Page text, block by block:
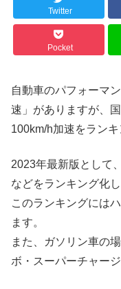
Twitter
Pocket
自動車のパフォーマ
速」がありますが、
100km/h加速をランキ
2023年最新版として
などをランキング化し
このランキングには
ます。
また、ガソリン車の
ボ・スーパーチャー